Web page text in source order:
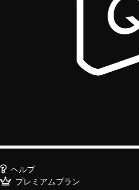
ヘルプ
プレミアムプラン